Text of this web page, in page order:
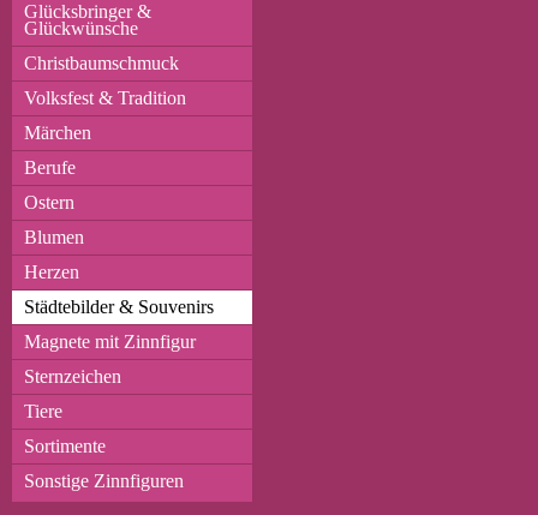
Glücksbringer &
Glückwünsche
Christbaumschmuck
Volksfest & Tradition
Märchen
Berufe
Ostern
Blumen
Herzen
Städtebilder & Souvenirs
Magnete mit Zinnfigur
Sternzeichen
Tiere
Sortimente
Sonstige Zinnfiguren